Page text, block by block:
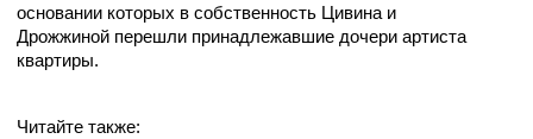
основании которых в собственность Цивина и
Дрожжиной перешли принадлежавшие дочери артиста
квартиры.
Читайте также: